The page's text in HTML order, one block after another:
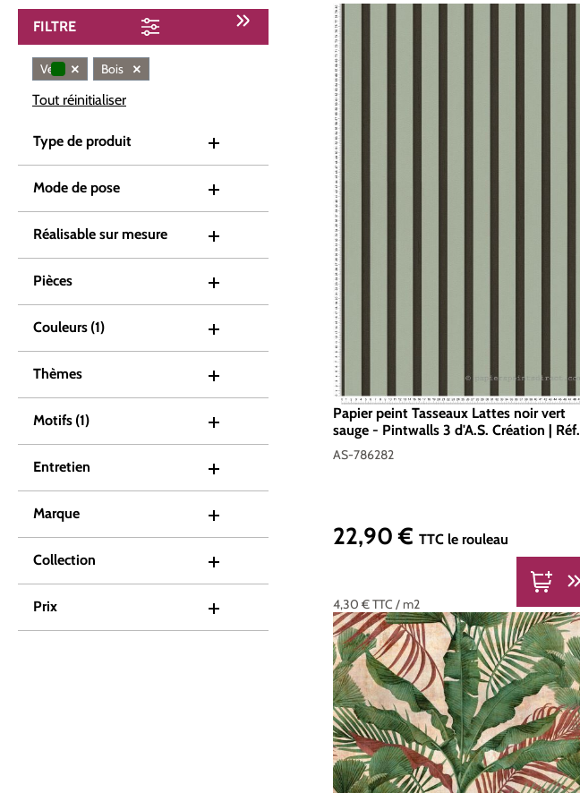
FILTRE
Vert × Bois ×
Tout réinitialiser
Type de produit
Mode de pose
Réalisable sur mesure
Pièces
Couleurs (1)
Thèmes
Motifs (1)
Entretien
Marque
Collection
Prix
Papier peint Tasseaux Lattes noir vert
sauge - Pintwalls 3 d'A.S. Création | Réf.
AS-786282
AS-786282
4,30 €TTC / m2
Prix régulier :
22,90 € TTC le rouleau